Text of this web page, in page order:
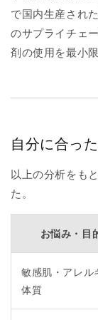
で国内生産された
のサプライチェ
剤の使用を最小
自分に合っ
以上の分析をも
た。
お悩み・目
敏感肌・アレル
体質